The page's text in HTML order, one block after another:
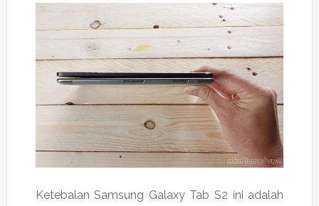
Ketebalan Samsung Galaxy Tab S2 ini adalah